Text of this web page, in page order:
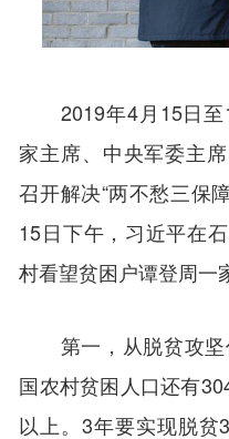
2019年4月15日至
家主席、中央军委主
召开解决“两不愁三保
15日下午，习近平在
村看望贫困户谭登周一
第一，从脱贫攻坚
国农村贫困人口还有
以上。3年要实现脱贫